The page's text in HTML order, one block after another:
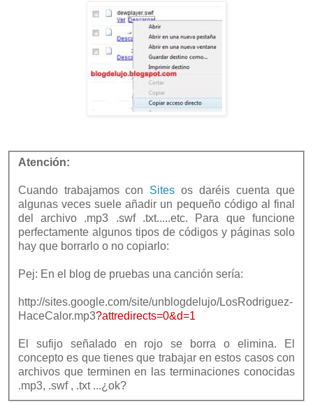
Atención:
Cuando trabajamos con Sites os daréis cuenta que
algunas veces suele añadir un pequeño código al final
del archivo .mp3 .swf .txt.....etc. Para que funcione
perfectamente algunos tipos de códigos y páginas solo
hay que borrarlo o no copiarlo:
Pej: En el blog de pruebas una canción sería:
http://sites.google.com/site/unblogdelujo/LosRodriguez-
HaceCalor.mp3?attredirects=0&d=1
El sufijo señalado en rojo se borra o elimina. El
concepto es que tienes que trabajar en estos casos con
archivos que terminen en las terminaciones conocidas
.mp3, .swf , .txt ...¿ok?